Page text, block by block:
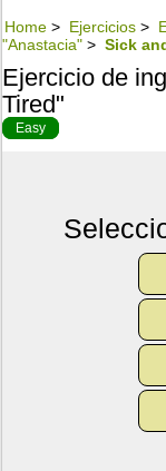
Home > Ejercicios >
"Anastacia" > Sick
Ejercicio de
Tired"
Easy